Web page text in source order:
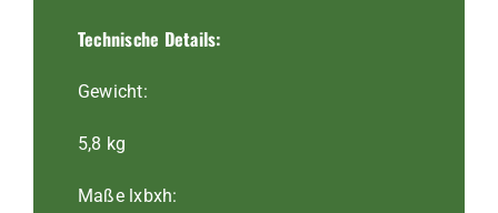
Technische Details:
Gewicht:
5,8 kg
Maße lxbxh: